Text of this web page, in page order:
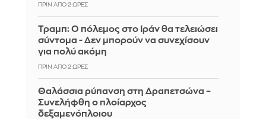
ΠΡΙΝ ΑΠΌ 2 ΏΡΕΣ
Τραμπ: Ο πόλεμος στο Ιράν θα τελειώσει
σύντομα - Δεν μπορούν να συνεχίσουν
για πολύ ακόμη
ΠΡΙΝ ΑΠΌ 2 ΏΡΕΣ
Θαλάσσια ρύπανση στη Δραπετσώνα –
Συνελήφθη ο πλοίαρχος
δεξαμενόπλοιου